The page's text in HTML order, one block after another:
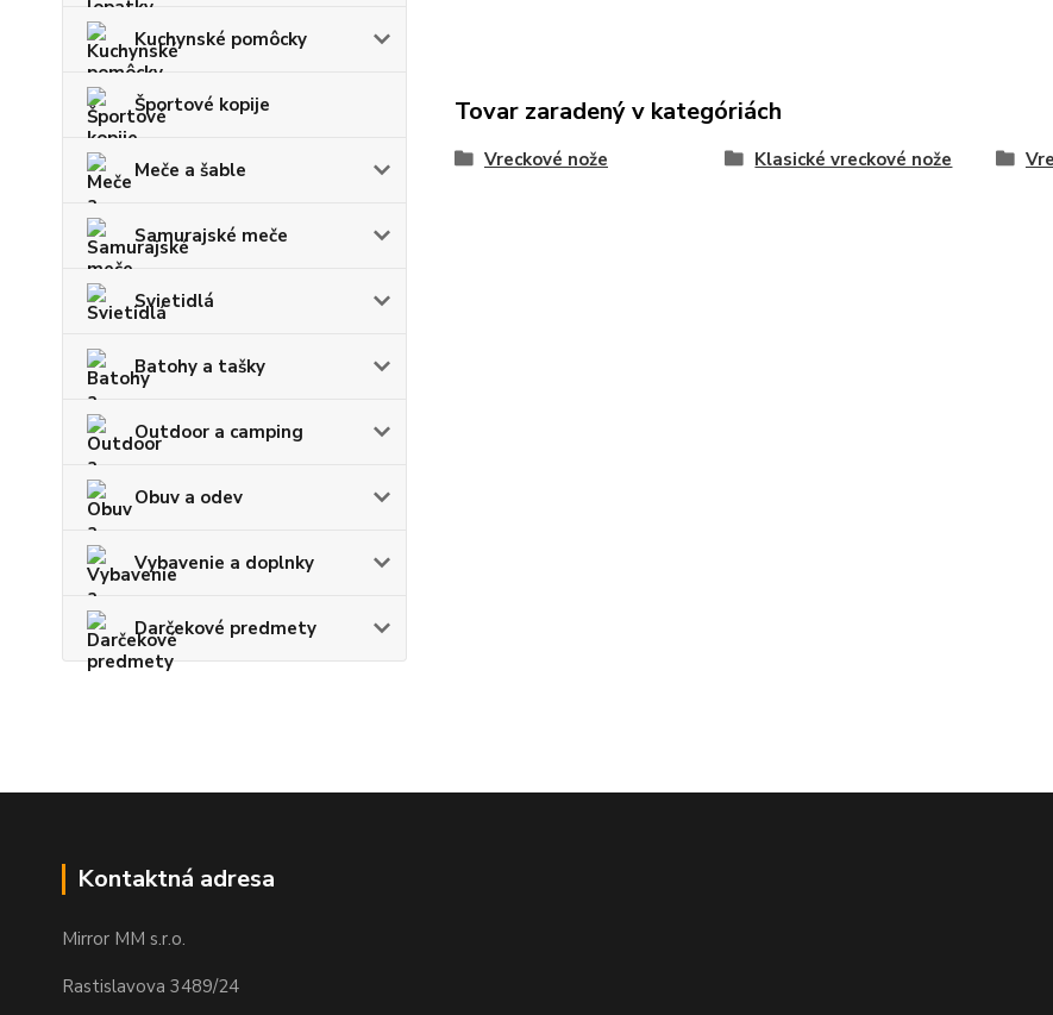
Kuchynské pomôcky
Športové kopije
Meče a šable
Samurajské meče
Svietidlá
Batohy a tašky
Outdoor a camping
Obuv a odev
Vybavenie a doplnky
Darčekové predmety
Tovar zaradený v kategóriách
Vreckové nože Klasické vreckové nože
Kontaktná adresa
Mirror MM s.r.o.
Rastislavova 3489/24